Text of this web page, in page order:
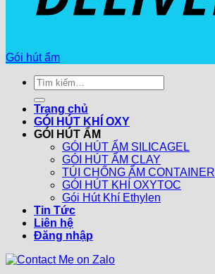
Gói hút ẩm
Tìm
kiếm:
Trang chủ
GÓI HÚT KHÍ OXY
GÓI HÚT ẨM
GÓI HÚT ẨM SILICAGEL
GÓI HÚT ẨM CLAY
TÚI CHỐNG ẨM CONTAINER
GÓI HÚT KHÍ OXYTOC
Gói Hút Khí Ethylen
Tin Tức
Liên hệ
Đăng nhập